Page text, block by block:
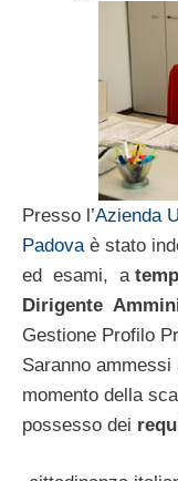
Presso l’Azienda
Padovaè stato
ed esami, a
Dirigente
Gestione Profilo
Saranno
momento della
possesso dei